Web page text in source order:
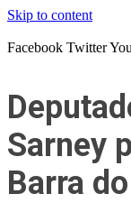
Skip to content
Facebook Twitter
Sarney
Barra